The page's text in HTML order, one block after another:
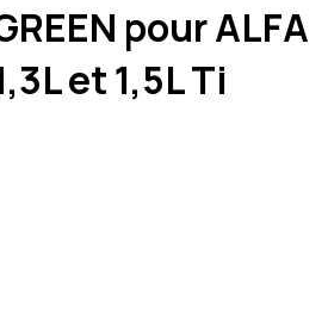
pour ALFA
et 1,5L Ti